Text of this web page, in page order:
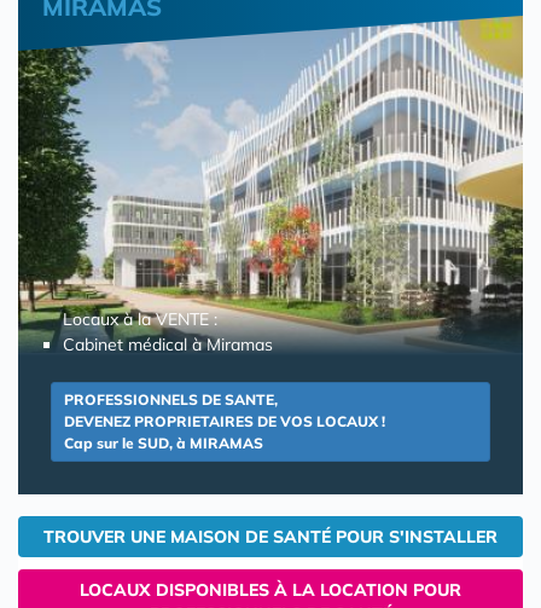
MIRAMAS
Locaux à la VENTE :
Cabinet médical à Miramas
PROFESSIONNELS DE SANTE,
DEVENEZ PROPRIETAIRES DE VOS LOCAUX !
Cap sur le SUD, à MIRAMAS
TROUVER UNE MAISON DE SANTÉ POUR S'INSTALLER
LOCAUX DISPONIBLES À LA LOCATION POUR